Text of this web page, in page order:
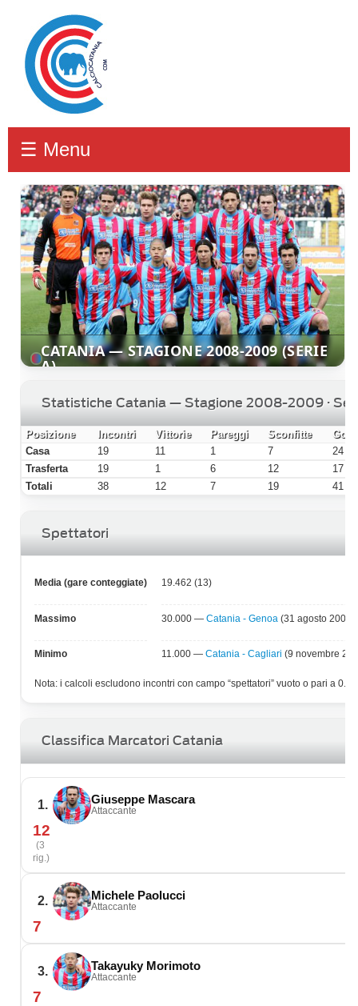
☰ Menu
CATANIA — STAGIONE 2008-2009 (SERIE
A)
Statistiche Catania — Stagione 2008-2009 ·
Posizione Incontri Vittorie Pareggi Sconfitte
Gol
Casa
19 11 1 7
24
Trasferta
19 1 6 12
17
Totali
38 12 7 19 41
Spettatori
Media (gare conteggiate) 19.462 (13)
Massimo 30.000 — Catania - Genoa (31 agosto 2008)
Minimo 11.000 — Catania - Cagliari (9 novembre
Nota: i calcoli escludono incontri con campo “spettatori” vuoto o pari a 0.
Classifica Marcatori Catania
1. Giuseppe Mascara
Attaccante
12
(3
rig.)
2. Michele Paolucci
Attaccante
7
3. Takayuky Morimoto
Attaccante
7